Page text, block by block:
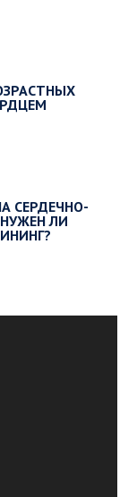
СЕРДЕЧНО-
ЛИ